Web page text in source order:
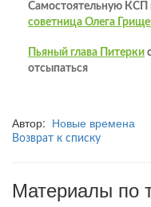
Самостоятельную КСП
советница Олега
Пьяный глава Питерки
отсыпаться
Автор: Новые времена
Возврат к списку
Материалы по